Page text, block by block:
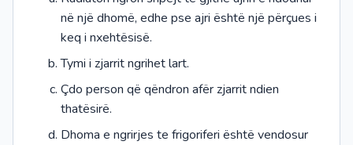
në një dhomë, edhe pse ajri është një përçues i
keq i nxehtësisë.
Tymi i zjarrit ngrihet lart.
Çdo person që qëndron afër zjarrit ndien
thatësirë.
Dhoma e ngrirjes te frigoriferi është vendosur